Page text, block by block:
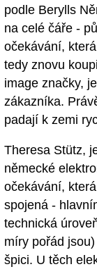
podle Berylls
na celé čáře -
očekávání,
tedy znovu
image značky,
zákazníka.
padají k zemi
Theresa Stütz,
německé
očekávání,
spojená -
technická
míry pořád
špici. U těch